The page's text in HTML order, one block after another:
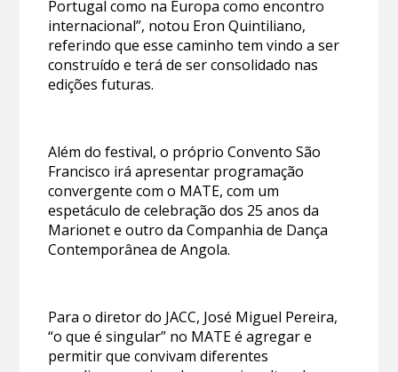
Portugal como na Europa como encontro
internacional”, notou Eron Quintiliano,
referindo que esse caminho tem vindo a ser
construído e terá de ser consolidado nas
edições futuras.
Além do festival, o próprio Convento São
Francisco irá apresentar programação
convergente com o MATE, com um
espetáculo de celebração dos 25 anos da
Marionet e outro da Companhia de Dança
Contemporânea de Angola.
Para o diretor do JACC, José Miguel Pereira,
“o que é singular” no MATE é agregar e
permitir que convivam diferentes